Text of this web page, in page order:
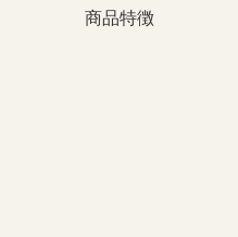
商品特徴